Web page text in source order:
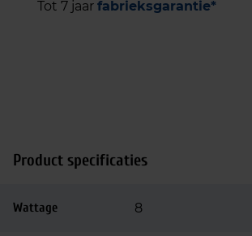
Tot 7 jaar fabrieksgarantie*
Product specificaties
Wattage 8